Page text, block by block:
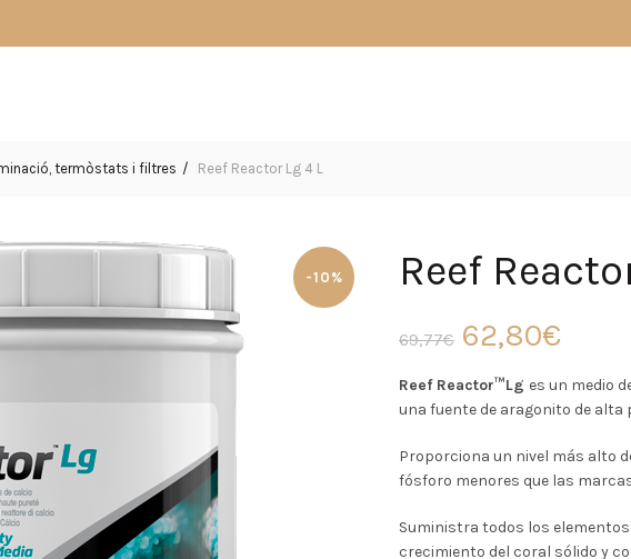
termòstats i filtres Reef Reactor Lg 4 L
-10% Reef
69,77€ El
precio
era:
69,77€.
62,80€
es:
Reef Reactor™Lg es un medio
una fuente de aragonito de alta
Proporciona un nivel más alto
fósforo menores que las
Suministra todos los
crecimiento del coral sólido y